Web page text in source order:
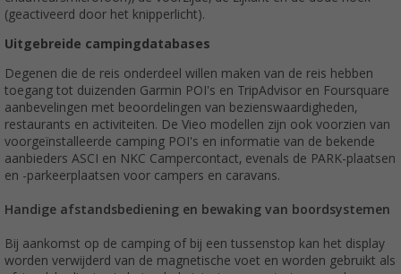
(geactiveerd door het knipperlicht).
Uitgebreide campingdatabases
Degenen die de reis onderdeel willen maken van de reis hebben
toegang tot duizenden Garmin POI's en TripAdvisor en Foursquare
aanbevelingen met beoordelingen van bezienswaardigheden,
restaurants en activiteiten. De Vieo modellen zijn ook voorzien van
voorgeïnstalleerde camping POI's en informatie van de bekende
aanbieders ASCI en NKC Campercontact, evenals de PARK-plaatsen
en -parkeerplaatsen voor campers en caravans.
Handige afstandsbediening en bewaking van boordsystemen
Bij aankomst op de camping of bij een tussenstop kan het display
worden verwijderd van de magnetische voet en worden gebruikt als